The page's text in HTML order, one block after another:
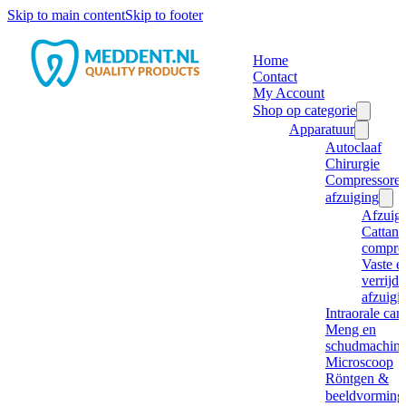
Skip to main contentSkip to footer
Home
Contact
My Account
Shop op categorie
Apparatuur
Autoclaaf
Chirurgie
afzuiging
Cattani
Vaste
Intraorale
Meng en
Microscoop
Röntgen &
beeldvorming